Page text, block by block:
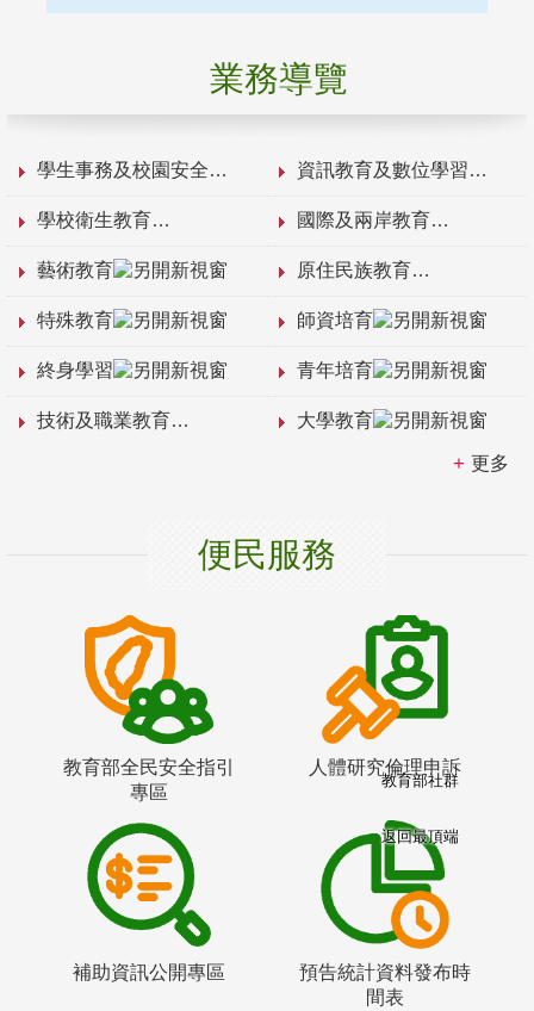
業務導覽
學生事務及校園安全 資訊教育及數位學習
學校衛生教育 國際及兩岸教育
藝術教育 原住民族教育
特殊教育 師資培育
終身學習 青年培育
技術及職業教育 大學教育
更多
便民服務
教育部全民安全指引
專區
人體研究倫理申訴
補助資訊公開專區
預告統計資料發布時
間表
教育部社群
返回最頂端